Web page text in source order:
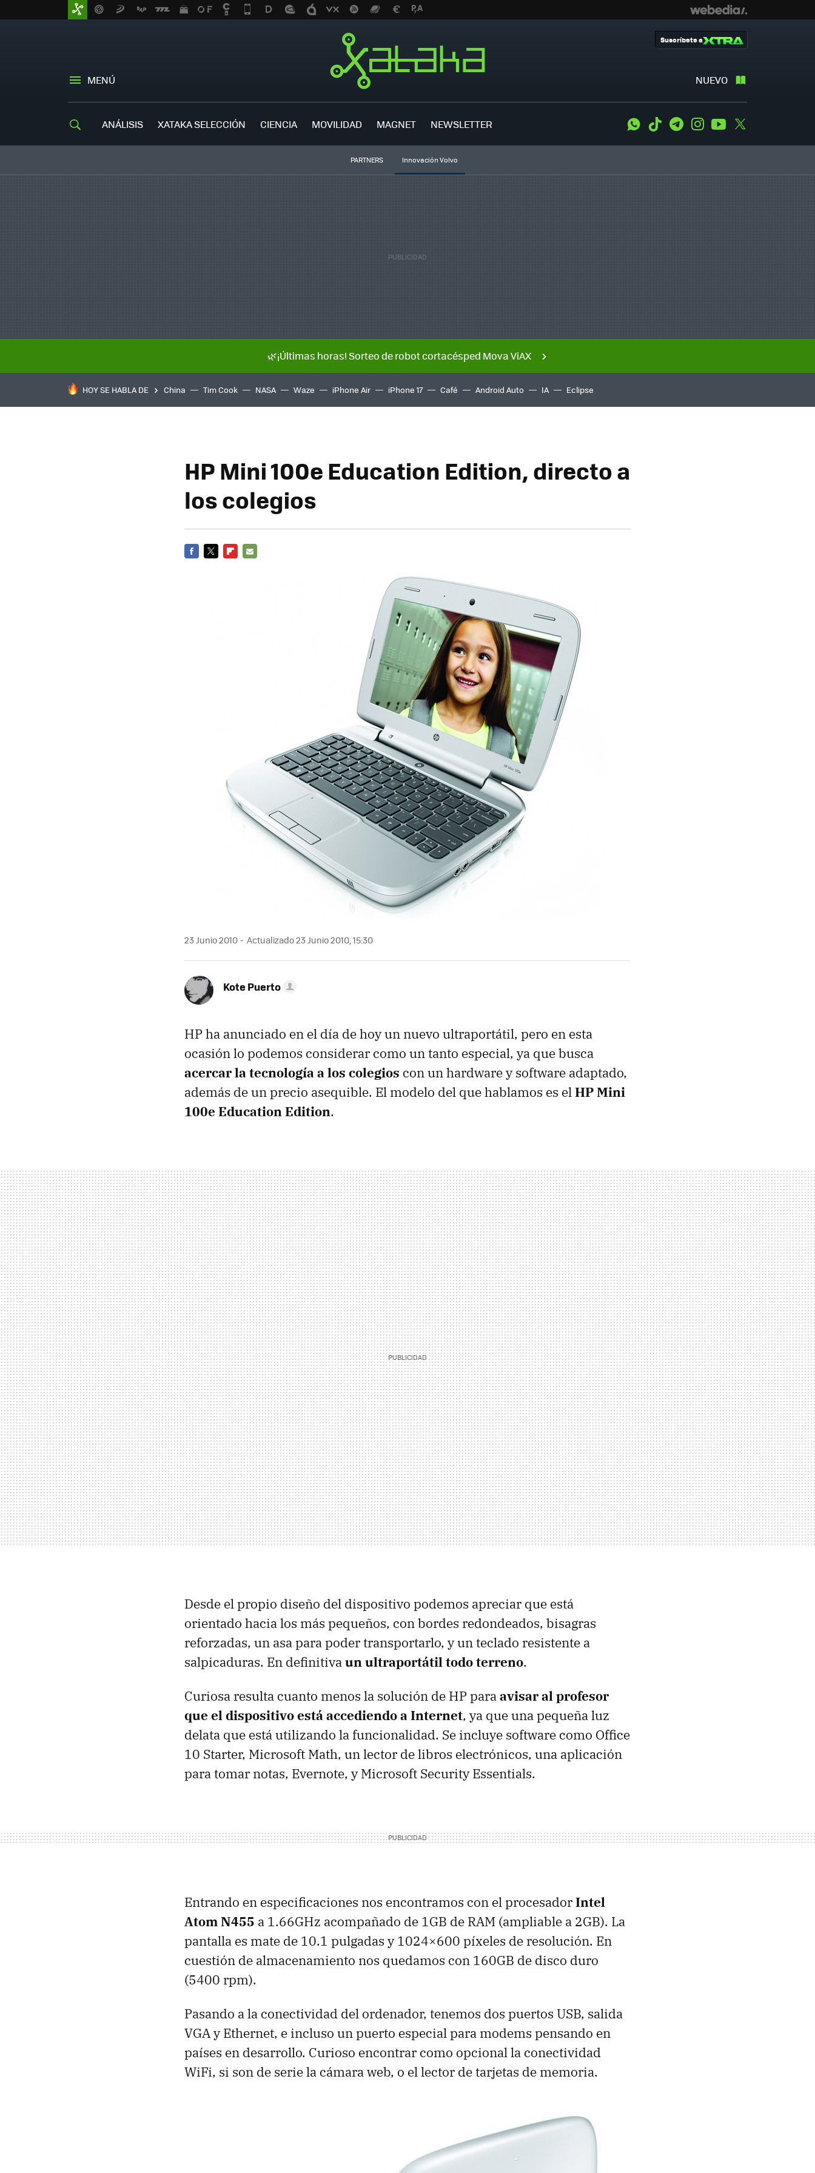
MENÚ NUEVO
Suscríbete a
ANÁLISIS XATAKA SELECCIÓN CIENCIA MOVILIDAD MAGNET NEWSLETTER WhatsApp
Tiktok TelegramInstagramYoutube
PARTNERS Innovación Volvo
🌿¡Últimas horas! Sorteo de robot cortacésped Mova ViAX
HOY SE HABLA DE China Tim Cook NASA Waze iPhone Air iPhone 17 Café Android Auto IA Eclipse
HP Mini 100e Education Edition, directo a
los colegios
23 Junio 2010 Actualizado 23 Junio 2010, 15:30
Kote Puerto
HP ha anunciado en el día de hoy un nuevo ultraportátil, pero en esta
ocasión lo podemos considerar como un tanto especial, ya que busca
acercar la tecnología a los colegios con un hardware y software adaptado,
además de un precio asequible. El modelo del que hablamos es elHP Mini
100e Education Edition.
Desde el propio diseño del dispositivo podemos apreciar que está
orientado hacia los más pequeños, con bordes redondeados, bisagras
reforzadas, un asa para poder transportarlo, y un teclado resistente a
salpicaduras. En definitivaun ultraportátil todo terreno.
Curiosa resulta cuanto menos la solución de HP paraavisar al profesor
que el dispositivo está accediendo a Internet, ya que una pequeña luz
delata que está utilizando la funcionalidad. Se incluye software como Office
10 Starter, Microsoft Math, un lector de libros electrónicos, una aplicación
para tomar notas, Evernote, y Microsoft Security Essentials.
Entrando en especificaciones nos encontramos con el procesadorIntel
Atom N455 a 1.66GHz acompañado de 1GB de RAM (ampliable a 2GB). La
pantalla es mate de 10.1 pulgadas y 1024×600 píxeles de resolución. En
cuestión de almacenamiento nos quedamos con 160GB de disco duro
(5400 rpm).
Pasando a la conectividad del ordenador, tenemos dos puertos USB, salida
VGAy Ethernet, e incluso un puerto especial para modems pensando en
países en desarrollo. Curioso encontrar como opcional la conectividad
WiFi, si son de serie la cámara web, o el lector de tarjetas de memoria.